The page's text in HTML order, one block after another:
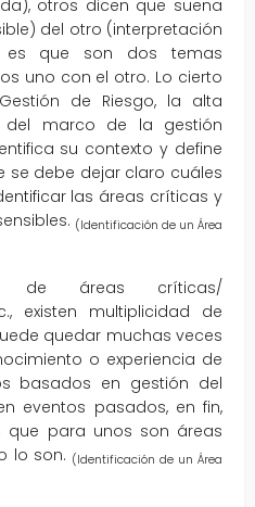
otros dicen que suena
del otro (interpretación
es que son dos temas
uno con el otro. Lo cierto
de Riesgo, la alta
del marco de la gestión
su contexto y define
se debe dejar claro cuáles
las áreas críticas y
(Identificación de un Área
de áreas críticas/
existen multiplicidad de
quedar muchas veces
o experiencia de
basados en gestión del
eventos pasados, en fin,
que para unos son áreas
lo son. (Identificación de un Área